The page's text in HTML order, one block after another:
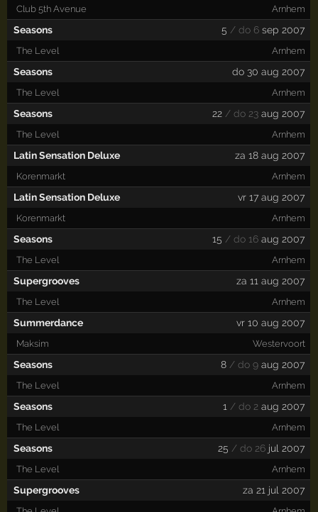
Club 5th Avenue Arnhem
Seasons 5 / do 6 sep 2007
The Level Arnhem
Seasons do 30 aug 2007
The Level Arnhem
Seasons 22 / do 23 aug 2007
The Level Arnhem
Latin Sensation Deluxe za 18 aug 2007
Korenmarkt Arnhem
Latin Sensation Deluxe vr 17 aug 2007
Korenmarkt Arnhem
Seasons 15 / do 16 aug 2007
The Level Arnhem
Supergrooves za 11 aug 2007
The Level Arnhem
Summerdance vr 10 aug 2007
Maksim Westervoort
Seasons 8 / do 9 aug 2007
The Level Arnhem
Seasons 1 / do 2 aug 2007
The Level Arnhem
Seasons 25 / do 26 jul 2007
The Level Arnhem
Supergrooves za 21 jul 2007